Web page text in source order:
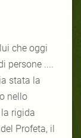
che oggi
persone ....
stata la
nello
rigida
Profeta, il